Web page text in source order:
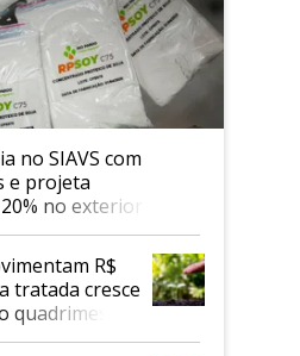
no SIAVS com
e projeta
no exterior
R$
tratada cresce
quadrimestre